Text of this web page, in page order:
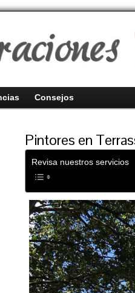
Consejos
Pintores en
Revisa nuestros servicios